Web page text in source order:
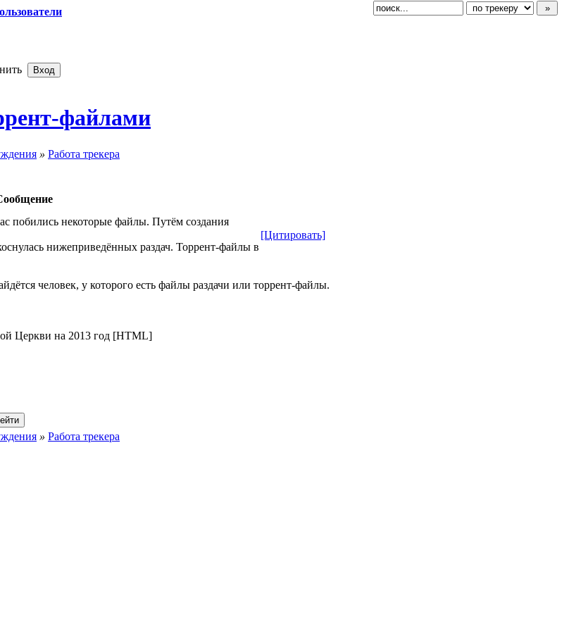
файл​ами
» Работа трекера
[Цитировать]
побились некоторые файлы. Путём создания
нижеприведённых раздач. Торрент-файлы в
человек, у которого есть файлы раздачи или торрент-файлы.
Церкви на 2013 год [HTML]
» Работа трекера